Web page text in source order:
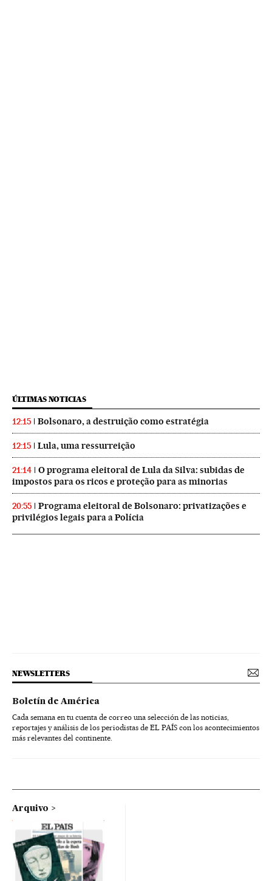
ÚLTIMAS NOTICIAS
12:15 Bolsonaro, a destruição como estratégia
12:15 Lula, uma ressurreição
21:14
O programa eleitoral de Lula da Silva: subidas de
impostos para os ricos e proteção para as minorias
20:55
Programa eleitoral de Bolsonaro: privatizações e
privilégios legais para a Polícia
NEWSLETTERS
Boletín de América
Cada semana en tu cuenta de correo una selección de las noticias,
reportajes y análisis de los periodistas de EL PAÍS con los acontecimientos
más relevantes del continente.
Arquivo